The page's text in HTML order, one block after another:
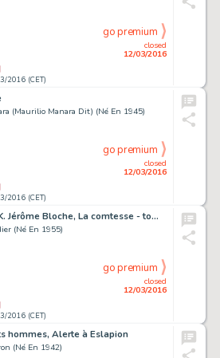
2016 (CET)
closed
12/03/2016
go premium
(Maurilio Manara Dit) (Né En 1945)
2016 (CET)
closed
12/03/2016
go premium
Jérôme K. Jérôme Bloche, La comtesse - tome 15
(Né En 1955)
2016 (CET)
closed
12/03/2016
go premium
hommes, Alerte à Eslapion
(Né En 1942)